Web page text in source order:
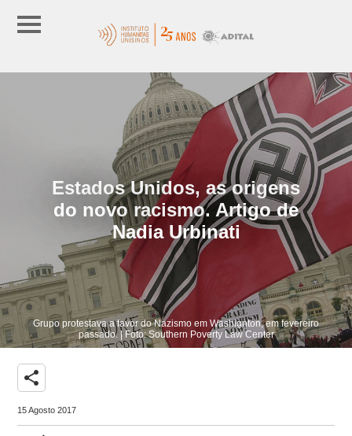
Estados Unidos, as origens
do novo racismo. Artigo de
Nadia Urbinati
Grupo protestava a favor do Nazismo em Washignton, em fevereiro
passado. | Foto: Southern Poverty Law Center
share
15 Agosto 2017